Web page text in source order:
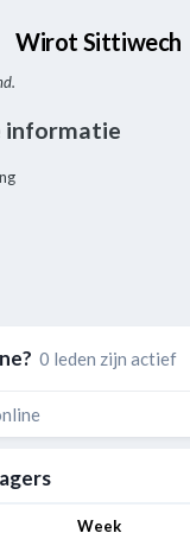
Wirot Sittiwech
informatie
0 leden zijn actief
Week